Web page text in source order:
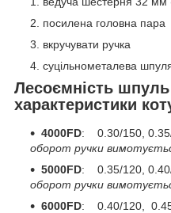
посилена головна пара
вкручувати ручка
суцільнометалева
Лесоємність шпуль
характеристики
4000FD: 0.30/150, 0.35/
оборот ручки
5000FD: 0.35/120,
оборот ручки
6000FD: 0.40/120,